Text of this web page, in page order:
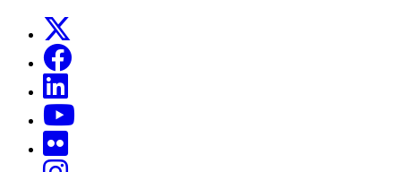
Links, Opens in this window
Links, Opens in this window
Links, Opens in this window
Links, Opens in this window